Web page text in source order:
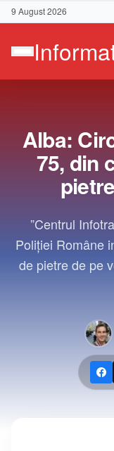
9 August 2026
Alba:
75, din
”Centrul
Poliţiei Române
de pietre de pe